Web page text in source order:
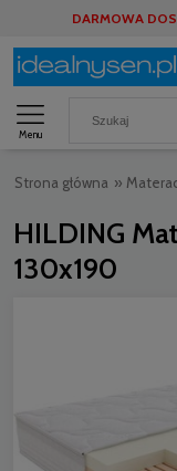
DARMOWA
Menu
Strona główna »
HILDING
130x190